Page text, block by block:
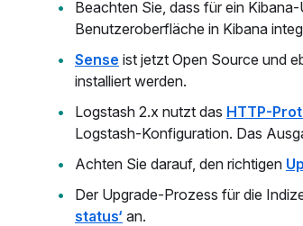
Beachten Sie, dass für ein
Benutzeroberfläche in Kibana
Sense ist jetzt Open Source und
installiert werden.
Logstash 2.x nutzt das HTTP-
Logstash-Konfiguration. Das
Achten Sie darauf, den richtigen
Der Upgrade-Prozess für die
status‘ an.